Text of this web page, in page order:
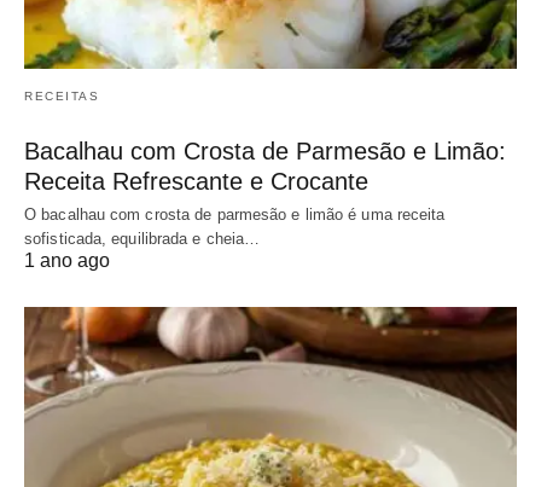
RECEITAS
Bacalhau com Crosta de Parmesão e Limão:
Receita Refrescante e Crocante
O bacalhau com crosta de parmesão e limão é uma receita
sofisticada, equilibrada e cheia…
1 ano ago